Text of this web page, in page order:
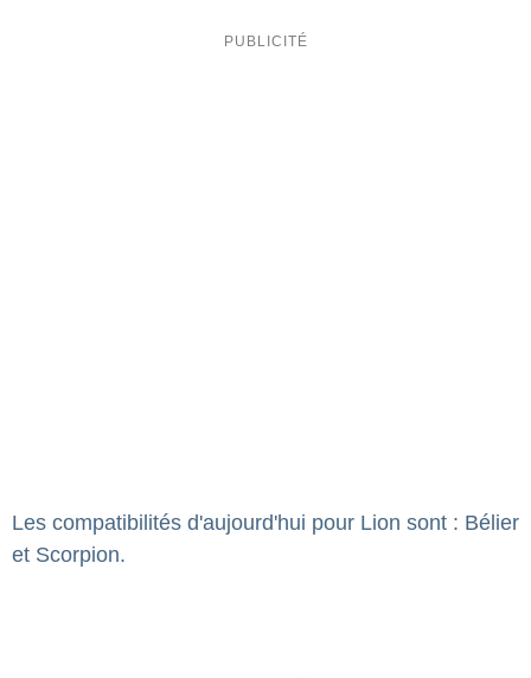
Les compatibilités d'aujourd'hui pour Lion sont : Bélier
et Scorpion.